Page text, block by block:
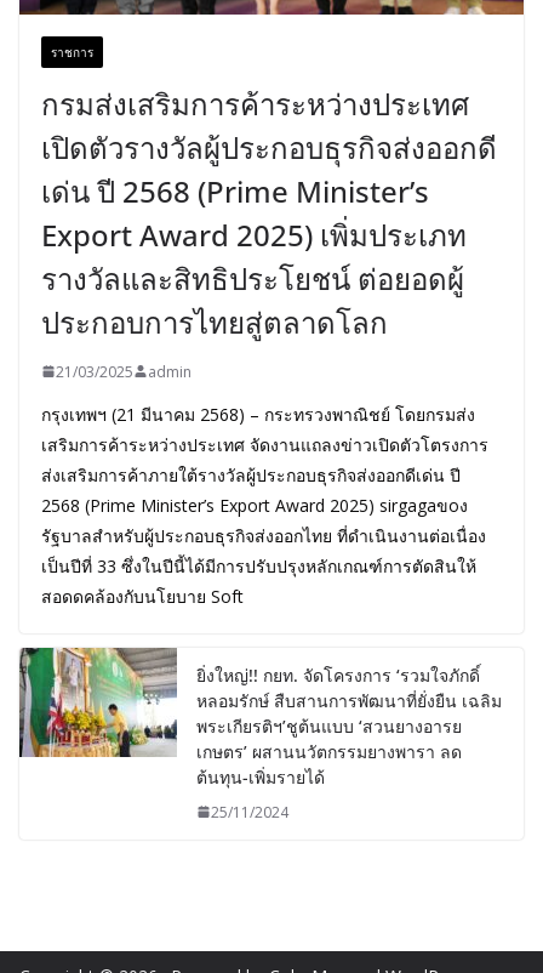
ราชการ
กรมส่งเสริมการค้าระหว่างประเทศ
เปิดตัวรางวัลผู้ประกอบธุรกิจส่งออกดี
เด่น ปี 2568 (Prime Minister’s
Export Award 2025) เพิ่มประเภท
รางวัลและสิทธิประโยชน์ ต่อยอดผู้
ประกอบการไทยสู่ตลาดโลก
21/03/2025 admin
กรุงเทพฯ (21 มีนาคม 2568) – กระทรวงพาณิชย์ โดยกรมส่ง
เสริมการค้าระหว่างประเทศ จัดงานแถลงข่าวเปิดตัวโตรงการ
ส่งเสริมการค้าภายใต้รางวัลผู้ประกอบธุรกิจส่งออกดีเด่น ปี
2568 (Prime Minister’s Export Award 2025) sirgagaขoง
รัฐบาลสำหรับผู้ประกอบธุรกิจส่งออกไทย ที่ดำเนินงานต่อเนื่อง
เป็นปีที่ 33 ซึ่งในปีนี้ได้มีการปรับปรุงหลักเกณฑ์การตัดสินให้
สอดดคล้องกับนโยบาย Soft
ยิ่งใหญ่!! กยท. จัดโครงการ ‘รวมใจภักดิ์
หลอมรักษ์ สืบสานการพัฒนาที่ยั่งยืน เฉลิม
พระเกียรติฯ’ชูต้นแบบ ‘สวนยางอารย
เกษตร’ ผสานนวัตกรรมยางพารา ลด
ต้นทุน-เพิ่มรายได้
25/11/2024